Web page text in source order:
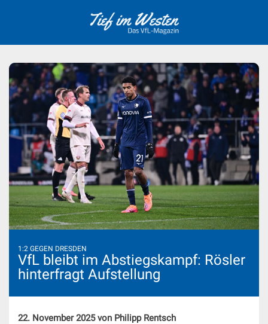
1:2 GEGEN DRESDEN
VfL bleibt im Abstiegskampf: Rösler
hinterfragt Aufstellung
22. November 2025 von Philipp Rentsch